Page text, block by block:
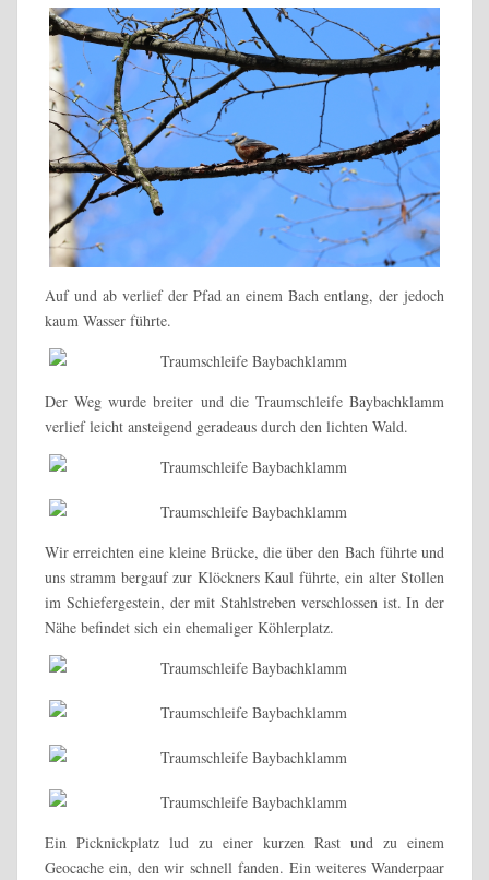
Auf und ab verlief der Pfad an einem Bach entlang, der jedoch
kaum Wasser führte.
Der Weg wurde breiter und die Traumschleife Baybachklamm
verlief leicht ansteigend geradeaus durch den lichten Wald.
Wir erreichten eine kleine Brücke, die über den Bach führte und
uns stramm bergauf zur Klöckners Kaul führte, ein alter Stollen
im Schiefergestein, der mit Stahlstreben verschlossen ist. In der
Nähe befindet sich ein ehemaliger Köhlerplatz.
Ein Picknickplatz lud zu einer kurzen Rast und zu einem
Geocache ein, den wir schnell fanden. Ein weiteres Wanderpaar